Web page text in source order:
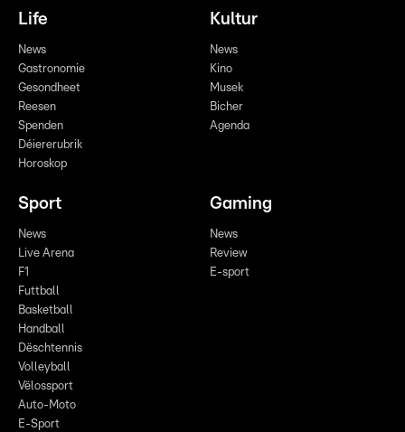
Life
News
Gastronomie
Gesondheet
Reesen
Spenden
Déiererubrik
Horoskop
Kultur
News
Kino
Musek
Bicher
Agenda
Sport
News
Live Arena
F1
Futtball
Basketball
Handball
Dëschtennis
Volleyball
Vëlossport
Auto-Moto
E-Sport
Gaming
News
Review
E-sport